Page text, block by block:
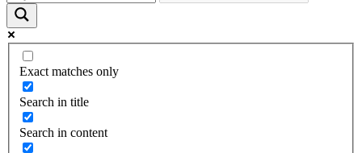
Exact matches only
Search in title
Search in content